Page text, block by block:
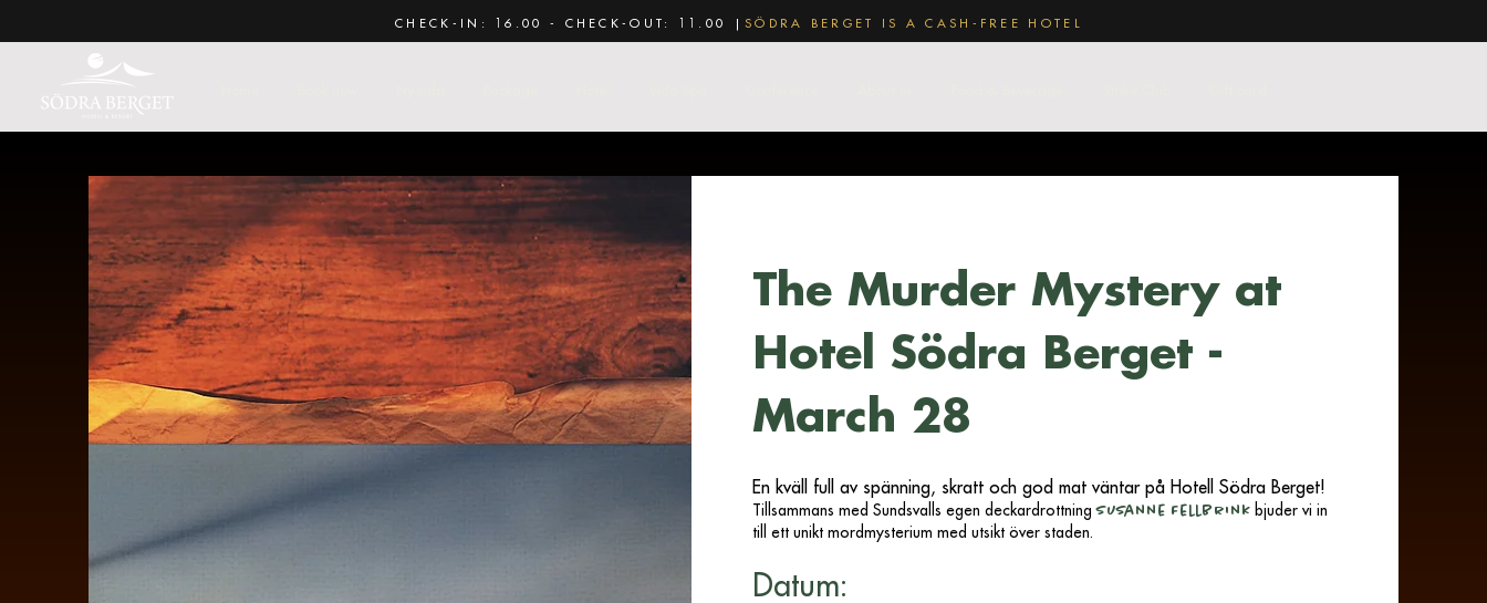
CHECK-IN: 16.00 - CHECK-OUT: 11.00 | SÖDRA BERGET IS A CASH-FREE HOTEL
The Murder Mystery at
Hotel Södra Berget -
March 28
En kväll full av spänning, skratt och god mat väntar på Hotell Södra Berget!
Tillsammans med Sundsvalls egen deckardrottningSusanne Fellbrinkbjuder vi in
till ett unikt mordmysterium med utsikt över staden.
Datum: